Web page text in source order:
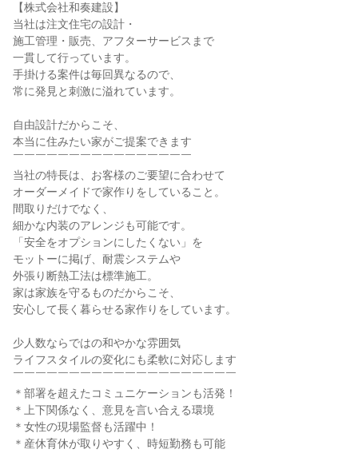
【株式会社和奏建設】
当社は注文住宅の設計・
施工管理・販売、アフターサービスまで
一貫して行っています。
手掛ける案件は毎回異なるので、
常に発見と刺激に溢れています。
自由設計だからこそ、
本当に住みたい家がご提案できます
￣￣￣￣￣￣￣￣￣￣￣￣￣￣￣￣
当社の特長は、お客様のご要望に合わせて
オーダーメイドで家作りをしていること。
間取りだけでなく、
細かな内装のアレンジも可能です。
「安全をオプションにしたくない」を
モットーに掲げ、耐震システムや
外張り断熱工法は標準施工。
家は家族を守るものだからこそ、
安心して長く暮らせる家作りをしています。
少人数ならではの和やかな雰囲気
ライフスタイルの変化にも柔軟に対応します
￣￣￣￣￣￣￣￣￣￣￣￣￣￣￣￣￣￣￣￣
＊部署を超えたコミュニケーションも活発！
＊上下関係なく、意見を言い合える環境
＊女性の現場監督も活躍中！
＊産休育休が取りやすく、時短勤務も可能